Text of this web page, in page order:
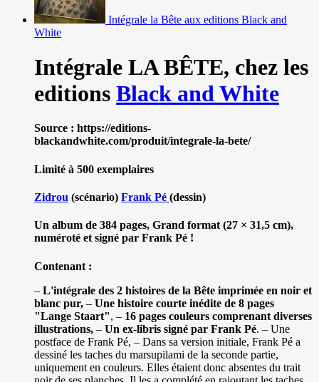
Intégrale la Bête aux editions Black and
White
Intégrale LA BÊTE, chez les
editions Black and White
Source : https://editions-
blackandwhite.com/produit/integrale-la-bete/
Limité à 500 exemplaires
Zidrou (scénario) Frank Pé (dessin)
Un album de 384 pages, Grand format (27 × 31,5 cm),
numéroté et signé par Frank Pé !
Contenant :
– L'intégrale des 2 histoires de la Bête imprimée en noir et
blanc pur, – Une histoire courte inédite de 8 pages
"Lange Staart", – 16 pages couleurs comprenant diverses
illustrations, – Un ex-libris signé par Frank Pé. – Une
postface de Frank Pé, – Dans sa version initiale, Frank Pé a
dessiné les taches du marsupilami de la seconde partie,
uniquement en couleurs. Elles étaient donc absentes du trait